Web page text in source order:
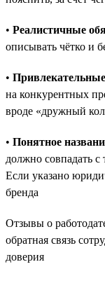
• Реалистичные
описывать чётко и
•
на конкурентных
вроде «дружный
• Понятное
должно совпадать
Если указано
бренда
Отзывы о
обратная связь
доверия